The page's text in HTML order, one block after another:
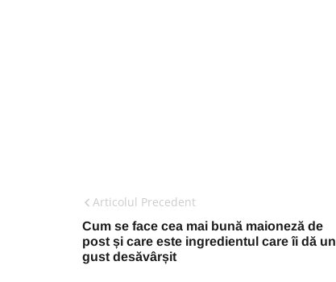
Articolul Precedent
Cum se face cea mai bună maioneză de
post și care este ingredientul care îi dă un
gust desăvârșit